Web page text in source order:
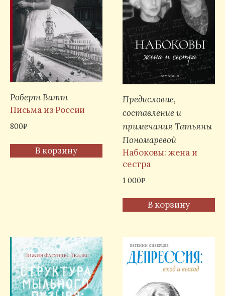
Роберт Ватт
Письма из России
800₽
В корзину
Предисловие,
составление и
примечания Татьяны
Пономаревой
Набоковы: жена и
сестра
1 000₽
В корзину